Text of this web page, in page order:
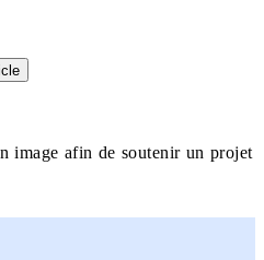
image afin de soutenir un projet